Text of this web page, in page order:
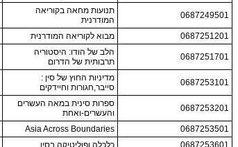
0687249501
תנועות מחאה בקוריאה
המודרנית
0687251201 מבוא לקוריאה המודרנית
0687251701
הלב של הודו: היסטוריה
תרבותית של הדרום
0687253101
מדיניות החוץ של סין :
סייבר,חגורות וחיידקים
0687253201
ספרות סינית במאה העשרים
והעשרים-ואחת
0687253501
Asia Across Boundaries
0687253601
כלכלה ופוליטיקה בסין